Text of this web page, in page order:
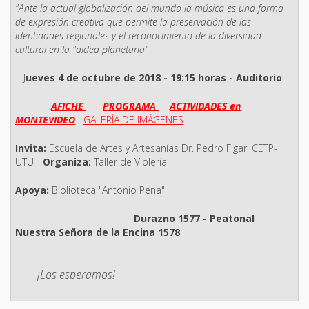
"Ante la actual globalización del mundo la música es una forma
de expresión creativa que permite la preservación de las
identidades regionales y el reconocimiento de la diversidad
cultural en la "aldea planetaria"
Jueves 4 de octubre de 2018 - 19:15 horas - Auditorio
AFICHE PROGRAMA
ACTIVIDADES en
MONTEVIDEO
GALERÍA DE IMÁGENES
Invita: Escuela de Artes y Artesanías Dr. Pedro Figari CETP-
UTU - Organiza: Taller de Violería -
Apoya: Biblioteca "Antonio Pena"
Durazno 1577 - Peatonal
Nuestra Señora de la Encina 1578
¡Los esperamos!